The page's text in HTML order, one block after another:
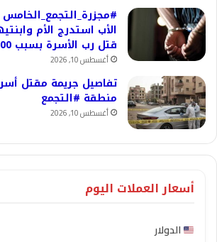
الأب استدرج الأم
قتل رب الأسرة بسبب 2000 دولار!.. صور
أغسطس 10, 2026
تفاصيل جريمة مقتل
منطقة #التجمع
أغسطس 10, 2026
أسعار العملات اليوم
الدولار